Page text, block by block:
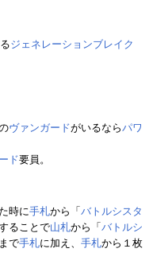
ジェネレーションブレイク
ヴァンガードがいるならパワ
ド要員。
時に手札から「 バトルシスタ
ることで山札から「 バトルシ
で手札に加え、 手札から１枚